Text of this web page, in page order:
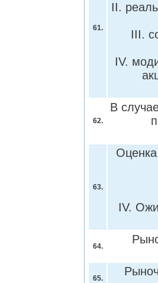
61.
II.
III.
IV.
62.
В
63.
Оценка
IV.
64.
65.